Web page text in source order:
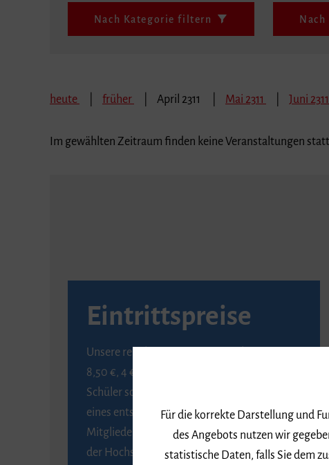
Nach Kategorie filtern
heute früher April 2311 Mai 2311 Juni 2311
Im gewählten Zeitraum finden keine Veranstaltungen
Eintrittspreise
Unsere regulären Eintrittspreise betragen
8,50 €, 4 € ermäßigt für Schülerinnen und
Schüler sowie Studierende gegen Vorlage
eines entsprechenden Nachweises, 6 € für
Mitglieder der Gesellschaft zur Förderung
der Hochschule für Musik Freiburg e. V.
Für die korrekte Darstellung und
des Angebots nutzen wir
statistische Daten, falls Sie dem